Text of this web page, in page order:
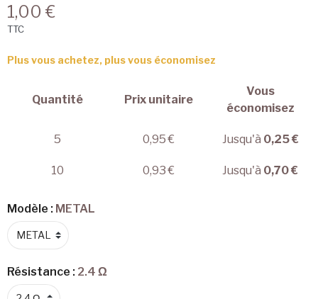
1,00 €
TTC
Plus vous achetez, plus vous économisez
Quantité Prix unitaire
Vous
économisez
5 0,95 € Jusqu'à 0,25 €
10 0,93 € Jusqu'à 0,70 €
Modèle : METAL
Résistance : 2.4 Ω